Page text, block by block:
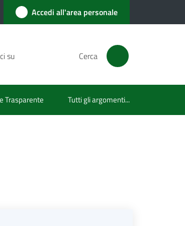
Accedi all'area personale
su Cerca
Trasparente Tutti gli argomenti...